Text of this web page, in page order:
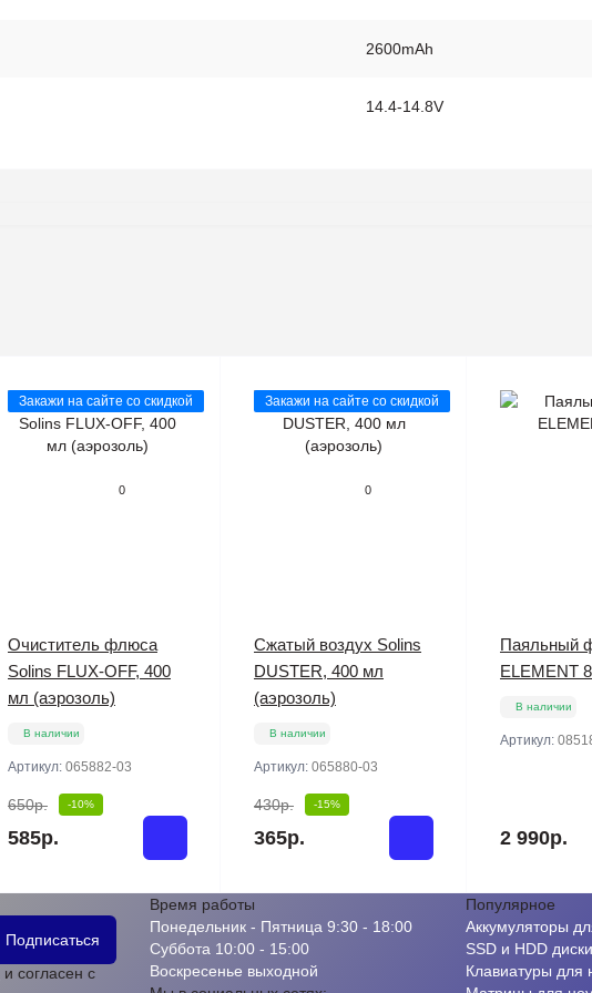
2600mAh
14.4-14.8V
Закажи на сайте со скидкой
0
Очиститель флюса
Solins FLUX-OFF, 400
мл (аэрозоль)
В наличии
Артикул: 065882-03
650р. -10%
585р.
Закажи на сайте со скидкой
0
Сжатый воздух Solins
DUSTER, 400 мл
(аэрозоль)
В наличии
Артикул: 065880-03
430р. -15%
365р.
Паяльный
ELEMENT
В наличии
Артикул:
2 990р.
Подписаться
и согласен с
Время работы
Понедельник - Пятница 9:30 - 18:00
Суббота 10:00 - 15:00
Воскресенье выходной
Популярное
Аккумуляторы
SSD и HDD диски
Клавиатуры для